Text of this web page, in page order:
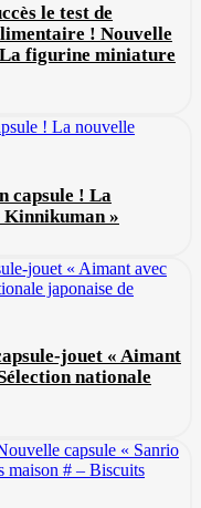
le test de
! Nouvelle
figurine miniature
capsule ! La
Kinnikuman »
jouet « Aimant
nationale